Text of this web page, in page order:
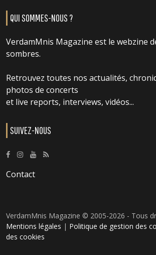
QUI SOMMES-NOUS ?
VerdamMnis Magazine est le webzine
sombres.
Retrouvez toutes nos actualités,
photos de concerts
et live reports, interviews, vidéos...
SUIVEZ-NOUS
Contact
VerdamMnis Magazine © 2005-2026 - Tous
Mentions légales | Politique de gestion des
des cookies